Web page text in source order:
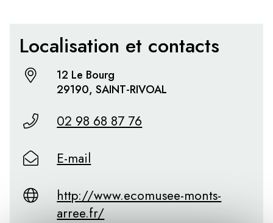
Localisation et contacts
12 Le Bourg
29190, SAINT-RIVOAL
02 98 68 87 76
E-mail
http://www.ecomusee-monts-
arree.fr/